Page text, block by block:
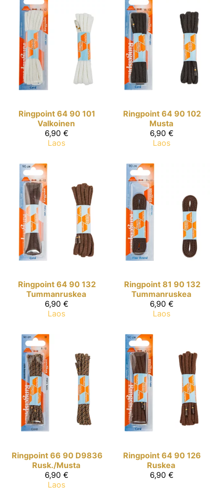
Ringpoint 64 90 101
Valkoinen
6,90 €
Laos
Ringpoint 64 90 102
Musta
6,90 €
Laos
Ringpoint 64 90 132
Tummanruskea
6,90 €
Laos
Ringpoint 81 90 132
Tummanruskea
6,90 €
Laos
Ringpoint 66 90 D9836
Rusk./Musta
6,90 €
Laos
Ringpoint 64 90 126
Ruskea
6,90 €